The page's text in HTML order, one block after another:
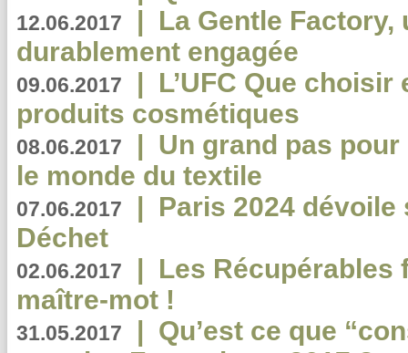
12.06.2017 | La Gentle
durablement engagée
09.06.2017 | L’UFC Que
produits cosmétiques
08.06.2017 | Un grand pas
le monde du textile
07.06.2017 | Paris 2024
Déchet
02.06.2017 | Les Récupérables
maître-mot !
31.05.2017 | Qu’est ce que